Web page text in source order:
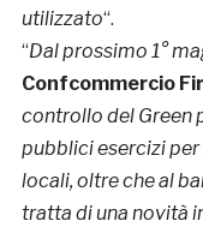
utilizzato“.
“Dal prossimo 1°
Confcommercio
controllo del Green
pubblici esercizi
locali, oltre che al
tratta di una novità